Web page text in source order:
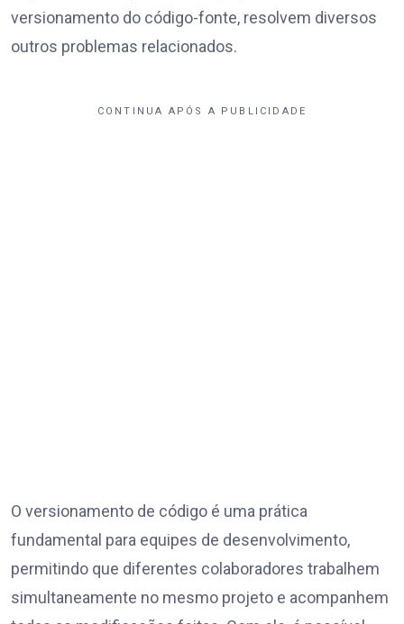
versionamento do código-fonte, resolvem diversos
outros problemas relacionados.
CONTINUA APÓS A PUBLICIDADE
O versionamento de código é uma prática
fundamental para equipes de desenvolvimento,
permitindo que diferentes colaboradores trabalhem
simultaneamente no mesmo projeto e acompanhem